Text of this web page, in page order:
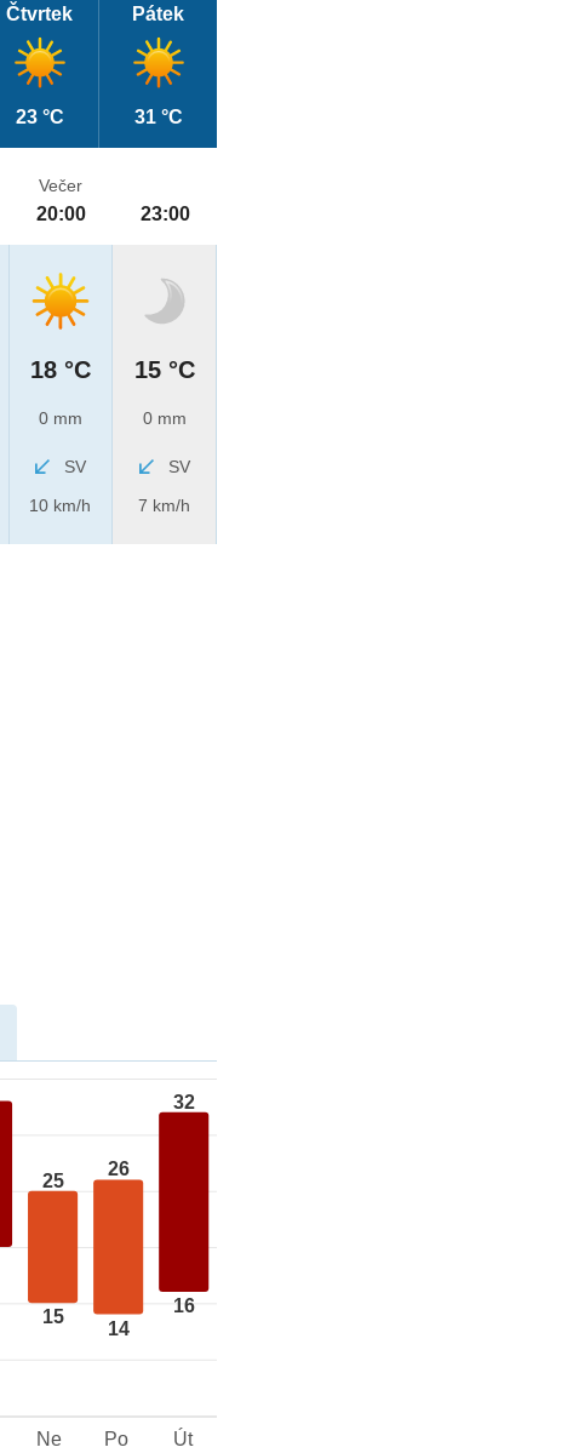
Čtvrtek
23 °C
Pátek
31 °C
Večer
20:00
18 °C
0 mm
SV
10 km/h
23:00
15 °C
0 mm
SV
7 km/h
25
15
26
14
32
16
Ne Po Út